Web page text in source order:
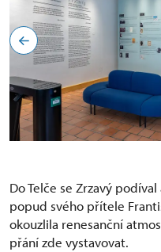
Do Telče se Zrzavý
popud svého přítele
okouzlila renesanční
přání zde vystavovat.